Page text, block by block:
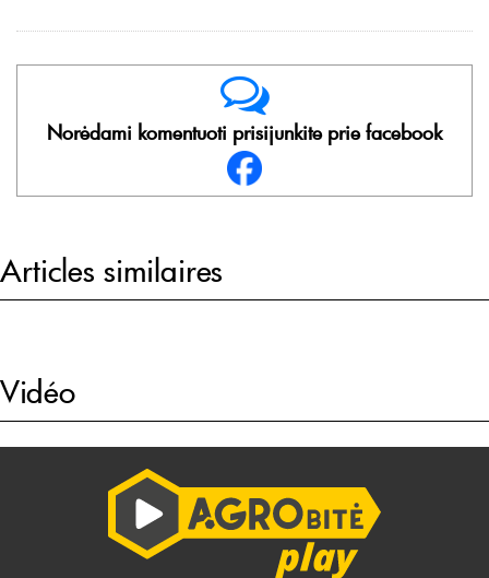
Norėdami komentuoti prisijunkite prie facebook
Articles similaires
Vidéo